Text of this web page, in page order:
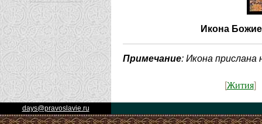
Икона
Примечание: Икона
[Жития]
days@pravoslavie.ru